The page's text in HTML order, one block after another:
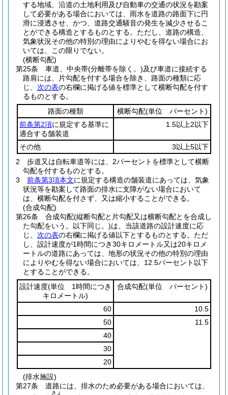
する地域、沿道の土地利用及び自動車の交通の状況を勘案
して必要がある場合においては、雨水を道路の路面下に円
滑に浸透させ、かつ、道路交通騒音の発生を減少させるこ
とができる構造とするものとする。 ただし、道路の構造、
気象状況その他の特別の理由によりやむを得ない場合にお
いては、この限りでない。
(横断勾配)
第25条
車道、中央帯(分離帯を除く。)及び車道に接続する
路肩には、片勾配を付する場合を除き、路面の種類に応
じ、 次の表の右欄に掲げる値を標準として横断勾配を付す
るものとする。
路面の種類
横断勾配(単位 パーセント)
前条第2項に規定する基準に
適合する舗装道
1.5以上2以下
その他
3以上5以下
2
歩道又は自転車道等には、2パーセントを標準として横断
勾配を付するものとする。
3
前条第3項本文に規定する構造の舗装道にあっては、気象
状況等を勘案して路面の排水に支障がない場合において
は、横断勾配を付さず、又は縮小することができる。
(合成勾配)
第26条
合成勾配(縦断勾配と片勾配又は横断勾配とを合成し
た勾配をいう。以下同じ。)は、当該道路の設計速度に応
じ、 次の表の右欄に掲げる値以下とするものとする。 ただ
し、設計速度が1時間につき30キロメートル又は20キロメ
ートルの道路にあっては、地形の状況その他の特別の理由
によりやむを得ない場合においては、12.5パーセント以下
とすることができる。
設計速度(単位 1時間につき
キロメートル)
合成勾配(単位 パーセント)
60
10.5
50
11.5
40
30
20
(排水施設)
第27条
道路には、排水のため必要がある場合においては、
きょ